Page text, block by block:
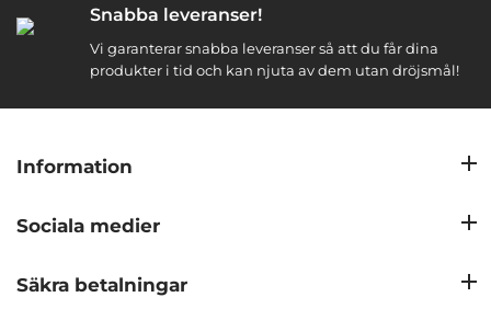
Snabba leveranser!
Vi garanterar snabba leveranser så att du får dina
produkter i tid och kan njuta av dem utan dröjsmål!
Information
Sociala medier
Säkra betalningar